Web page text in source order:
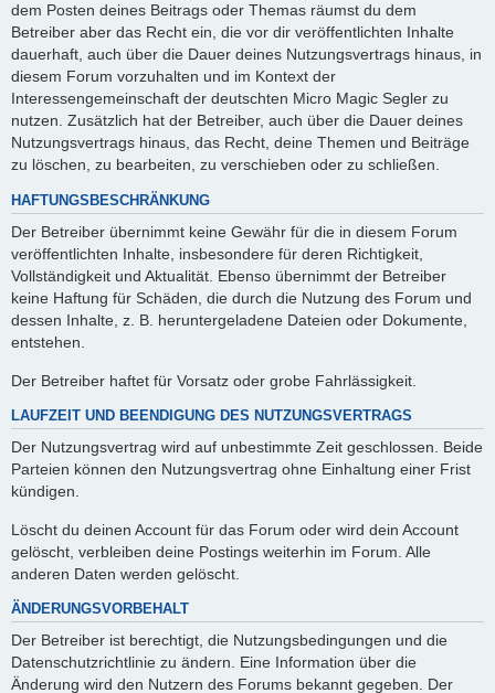
dem Posten deines Beitrags oder Themas räumst du dem
Betreiber aber das Recht ein, die vor dir veröffentlichten Inhalte
dauerhaft, auch über die Dauer deines Nutzungsvertrags hinaus, in
diesem Forum vorzuhalten und im Kontext der
Interessengemeinschaft der deutschten Micro Magic Segler zu
nutzen. Zusätzlich hat der Betreiber, auch über die Dauer deines
Nutzungsvertrags hinaus, das Recht, deine Themen und Beiträge
zu löschen, zu bearbeiten, zu verschieben oder zu schließen.
HAFTUNGSBESCHRÄNKUNG
Der Betreiber übernimmt keine Gewähr für die in diesem Forum
veröffentlichten Inhalte, insbesondere für deren Richtigkeit,
Vollständigkeit und Aktualität. Ebenso übernimmt der Betreiber
keine Haftung für Schäden, die durch die Nutzung des Forum und
dessen Inhalte, z. B. heruntergeladene Dateien oder Dokumente,
entstehen.
Der Betreiber haftet für Vorsatz oder grobe Fahrlässigkeit.
LAUFZEIT UND BEENDIGUNG DES NUTZUNGSVERTRAGS
Der Nutzungsvertrag wird auf unbestimmte Zeit geschlossen. Beide
Parteien können den Nutzungsvertrag ohne Einhaltung einer Frist
kündigen.
Löscht du deinen Account für das Forum oder wird dein Account
gelöscht, verbleiben deine Postings weiterhin im Forum. Alle
anderen Daten werden gelöscht.
ÄNDERUNGSVORBEHALT
Der Betreiber ist berechtigt, die Nutzungsbedingungen und die
Datenschutzrichtlinie zu ändern. Eine Information über die
Änderung wird den Nutzern des Forums bekannt gegeben. Der